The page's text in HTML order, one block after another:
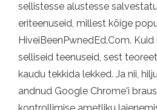
sellistesse alustesse
eriteenuseid, millest kõige
HiveiBeenPwnedEd.Com.
selliseid teenuseid, sest
kaudu tekkida lekked. Ja nii,
andnud Google Chrome'i